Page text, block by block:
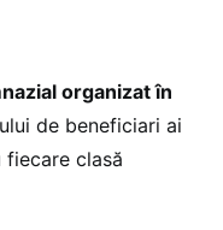
organizat în
de beneficiari ai
clasă